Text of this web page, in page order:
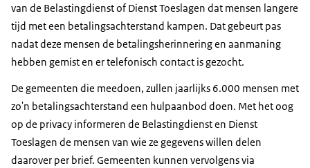
van de Belastingdienst of Dienst Toeslagen dat mensen langere
tijd met een betalingsachterstand kampen. Dat gebeurt pas
nadat deze mensen de betalingsherinnering en aanmaning
hebben gemist en er telefonisch contact is gezocht.
De gemeenten die meedoen, zullen jaarlijks 6.000 mensen met
zo'n betalingsachterstand een hulpaanbod doen. Met het oog
op de privacy informeren de Belastingdienst en Dienst
Toeslagen de mensen van wie ze gegevens willen delen
daarover per brief. Gemeenten kunnen vervolgens via